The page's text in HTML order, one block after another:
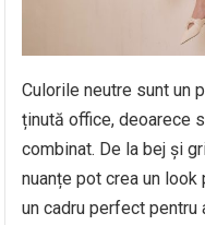
Culorile neutre sunt un
ținută office, deoarece
combinat. De la bej și
nuanțe pot crea un
un cadru perfect